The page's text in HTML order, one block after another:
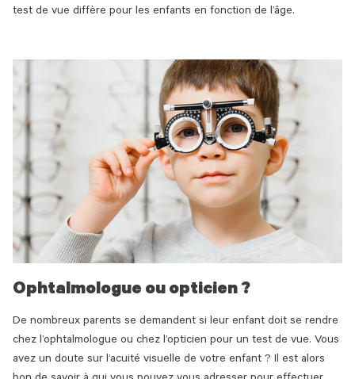
test de vue diffère pour les enfants en fonction de l’âge.
Ophtalmologue ou opticien ?
De nombreux parents se demandent si leur enfant doit se rendre
chez l’ophtalmologue ou chez l’opticien pour un test de vue. Vous
avez un doute sur l’acuité visuelle de votre enfant ? Il est alors